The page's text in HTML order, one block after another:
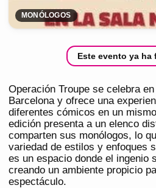
MONÓLOGOS
Este evento ya ha
Operación Troupe se celebra
Barcelona y ofrece una
diferentes cómicos en un
edición presenta a un elenco
comparten sus monólogos, lo
variedad de estilos y enfoques
es un espacio donde el ingenio
creando un ambiente propicio
espectáculo.